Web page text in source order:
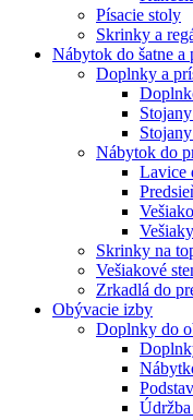
Písacie stoly
Skrinky a
Nábytok do šatne a
Doplnky a
Nábytok do
Lavice
Skrinky na
Vešiakové
Zrkadlá do
Obývacie izby
Doplnky do